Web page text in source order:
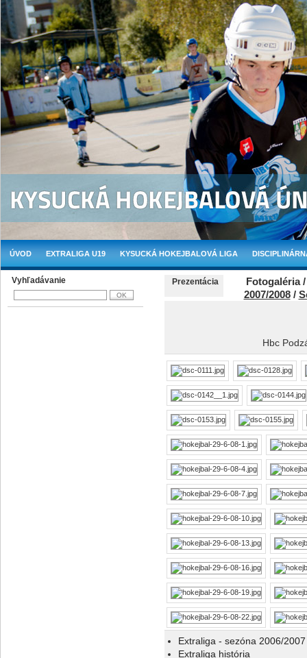
ÚVOD EXTRALIGA U19 KYSUCKÁ HOKEJBALOVÁ LIGA
Vyhľadávanie Prezentácia
Fotogaléria
2007/2008/
Hbc
Extraliga - sezóna 2006/2007
Extraliga história